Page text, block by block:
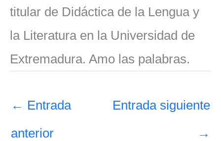
titular de Didáctica de la Lengua y
la Literatura en la Universidad de
Extremadura. Amo las palabras.
← Entrada
anterior
Entrada siguiente
→